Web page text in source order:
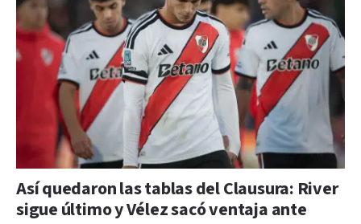
Así quedaron las tablas del Clausura: River
sigue último y Vélez sacó ventaja ante